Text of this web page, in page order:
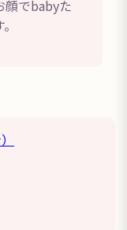
顔でbabyた